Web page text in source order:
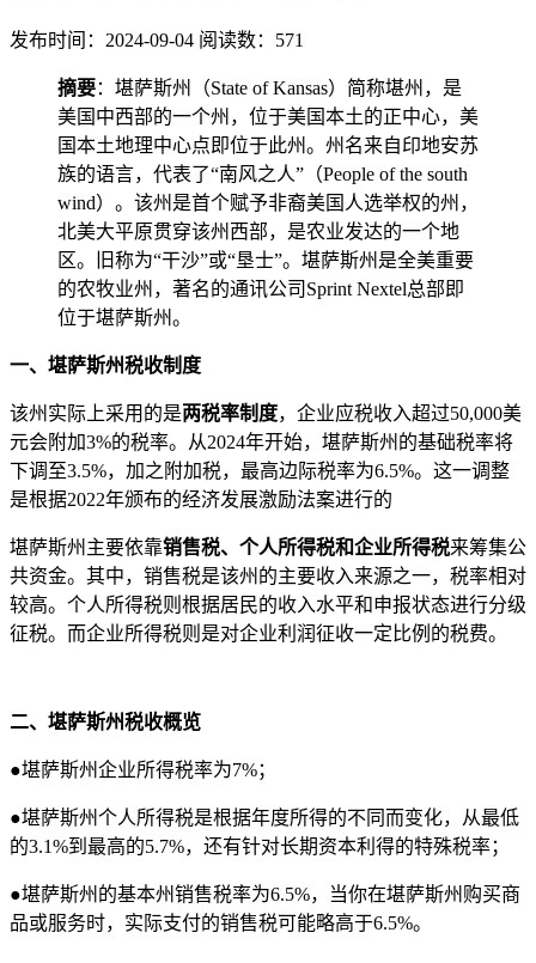
发布时间：2024-09-04 阅读数：571
摘要：堪萨斯州（State of Kansas）简称堪州，是
美国中西部的一个州，位于美国本土的正中心，美
国本土地理中心点即位于此州。州名来自印地安苏
族的语言，代表了“南风之人”（People of the south
wind）。该州是首个赋予非裔美国人选举权的州，
北美大平原贯穿该州西部，是农业发达的一个地
区。旧称为“干沙”或“垦士”。堪萨斯州是全美重要
的农牧业州，著名的通讯公司Sprint Nextel总部即
位于堪萨斯州。
一、堪萨斯州税收制度
该州实际上采用的是两税率制度，企业应税收入超过50,000美
元会附加3%的税率。从2024年开始，堪萨斯州的基础税率将
下调至3.5%，加之附加税，最高边际税率为6.5%。这一调整
是根据2022年颁布的经济发展激励法案进行的
堪萨斯州主要依靠销售税、个人所得税和企业所得税来筹集公
共资金。其中，销售税是该州的主要收入来源之一，税率相对
较高。个人所得税则根据居民的收入水平和申报状态进行分级
征税。而企业所得税则是对企业利润征收一定比例的税费。
二、堪萨斯州税收概览
●堪萨斯州企业所得税率为7%；
●堪萨斯州个人所得税是根据年度所得的不同而变化，从最低
的3.1%到最高的5.7%，还有针对长期资本利得的特殊税率；
●堪萨斯州的基本州销售税率为6.5%，当你在堪萨斯州购买商
品或服务时，实际支付的销售税可能略高于6.5%。